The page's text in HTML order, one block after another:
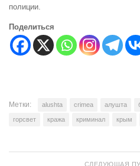
полиции.
Поделиться
Метки: alushta crimea алушта
горсвет кража криминал крым
СЛЕДУЮЩАЯ